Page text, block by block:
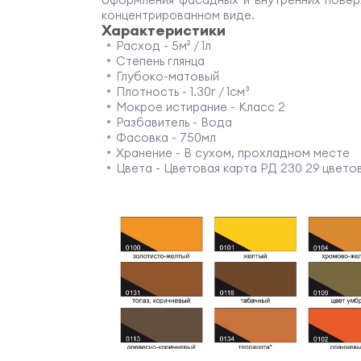
концентрированном виде.
Характеристики
Расход - 5м² / 1л
Степень глянца
Глубоко-матовый
Плотность - 1.30г / 1см³
Мокрое истирание - Класс 2
Разбавитель - Вода
Фасовка - 750мл
Хранение - В сухом, прохладном месте
Цвета - Цветовая карта РД 230 29